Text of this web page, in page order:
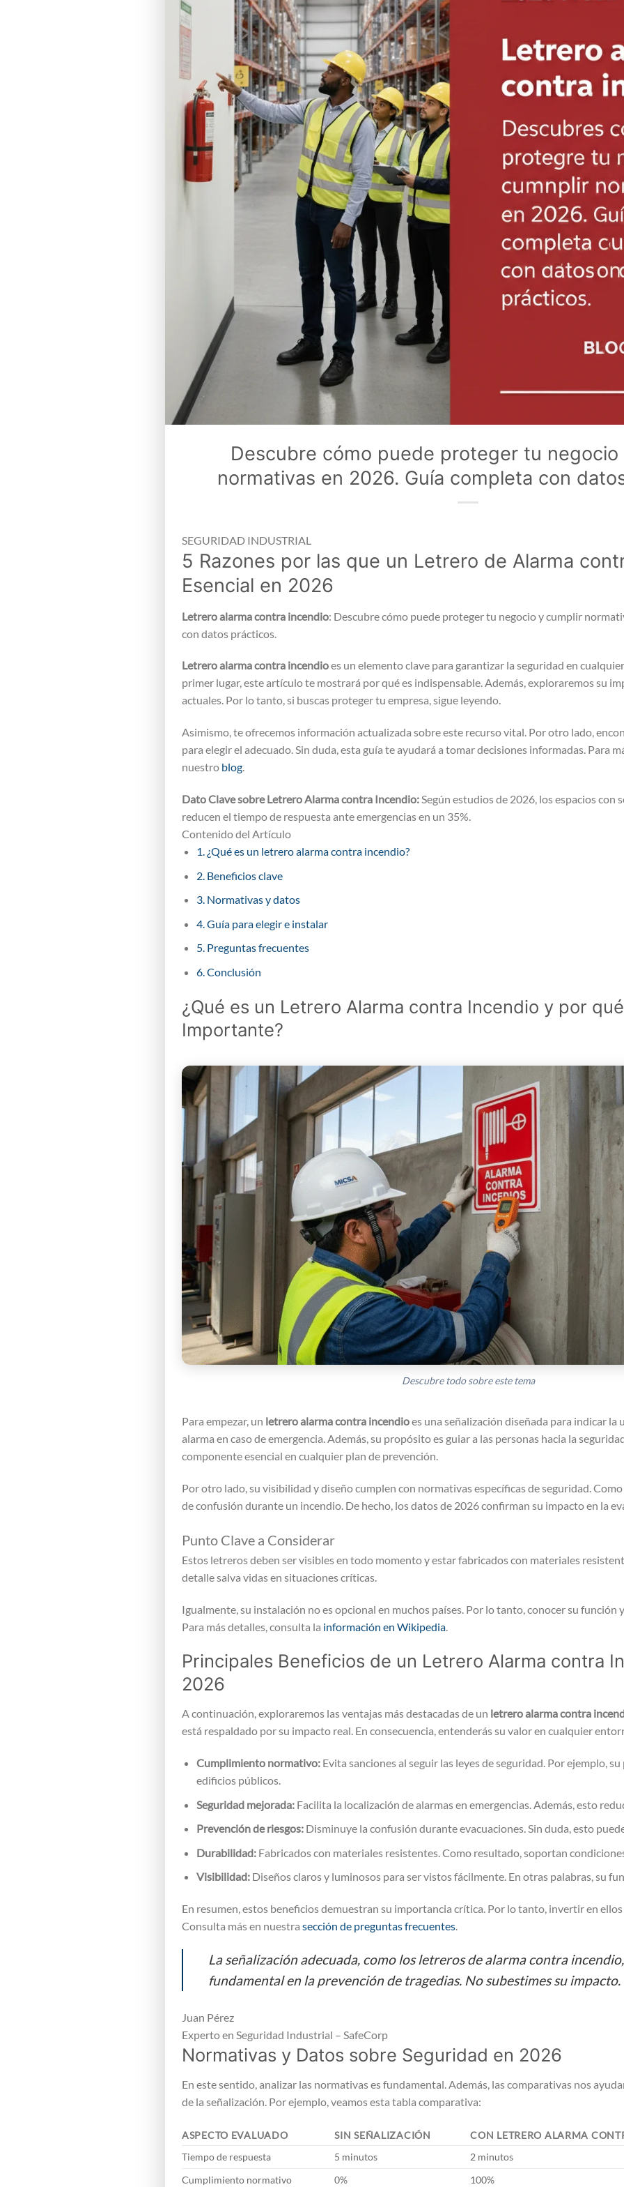
Descubre cómo puede proteger tu
normativas en 2026. Guía completa con
SEGURIDAD INDUSTRIAL
5 Razones por las que un Letrero de Alarma
Esencial en 2026
Letrero alarma contra incendio: Descubre cómo puede proteger tu negocio y cumplir
con datos prácticos.
Letrero alarma contra incendioes un elemento clave para garantizar la seguridad en
primer lugar, este artículo te mostrará por qué es indispensable. Además, exploraremos su
actuales. Por lo tanto, si buscas proteger tu empresa, sigue leyendo.
Asimismo, te ofrecemos información actualizada sobre este recurso vital. Por otro lado,
para elegir el adecuado. Sin duda, esta guía te ayudará a tomar decisiones informadas. Para
nuestro blog.
Dato Clave sobre Letrero Alarma contra Incendio:Según estudios de 2026, los espacios con
reducen el tiempo de respuesta ante emergencias en un 35%.
Contenido del Artículo
1. ¿Qué es un letrero alarma contra incendio?
2. Beneficios clave
3. Normativas y datos
4. Guía para elegir e instalar
5. Preguntas frecuentes
6. Conclusión
¿Qué es un Letrero Alarma contra Incendio y por
Importante?
Descubre todo sobre este tema
Para empezar, un letrero alarma contra incendioes una señalización diseñada para indicar la
alarma en caso de emergencia. Además, su propósito es guiar a las personas hacia la
componente esencial en cualquier plan de prevención.
Por otro lado, su visibilidad y diseño cumplen con normativas específicas de seguridad.
de confusión durante un incendio. De hecho, los datos de 2026 confirman su impacto en la
Punto Clave a Considerar
Estos letreros deben ser visibles en todo momento y estar fabricados con materiales
detalle salva vidas en situaciones críticas.
Igualmente, su instalación no es opcional en muchos países. Por lo tanto, conocer su función
Para más detalles, consulta la información en Wikipedia
Principales Beneficios de un Letrero Alarma contra
2026
A continuación, exploraremos las ventajas más destacadas de un letrero alarma contra
está respaldado por su impacto real. En consecuencia, entenderás su valor en cualquier
Cumplimiento normativo:Evita sanciones al seguir las leyes de seguridad. Por ejemplo,
edificios públicos.
Seguridad mejorada:Facilita la localización de alarmas en emergencias. Además, esto
Prevención de riesgos:Disminuye la confusión durante evacuaciones. Sin duda, esto
Durabilidad:Fabricados con materiales resistentes. Como resultado, soportan
Visibilidad:Diseños claros y luminosos para ser vistos fácilmente. En otras palabras, su
En resumen, estos beneficios demuestran su importancia crítica. Por lo tanto, invertir en
Consulta más en nuestra sección de preguntas frecuentes.
La señalización adecuada, como los letreros de alarma contra
fundamental en la prevención de tragedias. No subestimes su impacto.
Juan Pérez
Experto en Seguridad Industrial – SafeCorp
Normativas y Datos sobre Seguridad en 2026
En este sentido, analizar las normativas es fundamental. Además, las comparativas nos
de la señalización. Por ejemplo, veamos esta tabla comparativa:
ASPECTO EVALUADO SIN SEÑALIZACIÓN
CON LETRERO ALARMA
Tiempo de respuesta
5 minutos
2 minutos
Cumplimiento normativo
0% 100%